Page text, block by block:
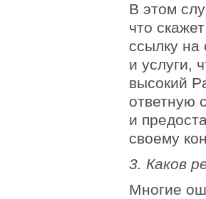
В этом
что
ссылку
и услуги,
высокий
ответную
и
своему
3. Каков
Многие